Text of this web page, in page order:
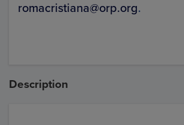
romacristiana@orp.org.
Description